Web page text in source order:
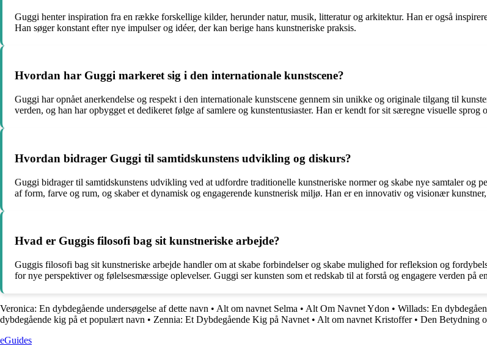
Guggi henter inspiration fra en række forskellige kilder, herunder natur, musik, litteratur og arkitektur. Han er også
Han søger konstant efter nye impulser og idéer, der kan berige hans kunstneriske praksis.
Hvordan har Guggi markeret sig i den internationale kunstscene?
Guggi har opnået anerkendelse og respekt i den internationale kunstscene gennem sin unikke og originale tilgang til
verden, og han har opbygget et dedikeret følge af samlere og kunstentusiaster. Han er kendt for sit særegne visuelle
Hvordan bidrager Guggi til samtidskunstens udvikling og diskurs?
Guggi bidrager til samtidskunstens udvikling ved at udfordre traditionelle kunstneriske normer og skabe nye samtaler og
af form, farve og rum, og skaber et dynamisk og engagerende kunstnerisk miljø. Han er en innovativ og visionær
Hvad er Guggis filosofi bag sit kunstneriske arbejde?
Guggis filosofi bag sit kunstneriske arbejde handler om at skabe forbindelser og skabe mulighed for refleksion og
for nye perspektiver og følelsesmæssige oplevelser. Guggi ser kunsten som et redskab til at forstå og engagere verden på
Veronica: En dybdegående undersøgelse af dette navn • Alt om navnet Selma • Alt Om Navnet Ydon • Willads: En
dybdegående kig på et populært navn • Zennia: Et Dybdegående Kig på Navnet • Alt om navnet Kristoffer• Den Betydning
eGuides